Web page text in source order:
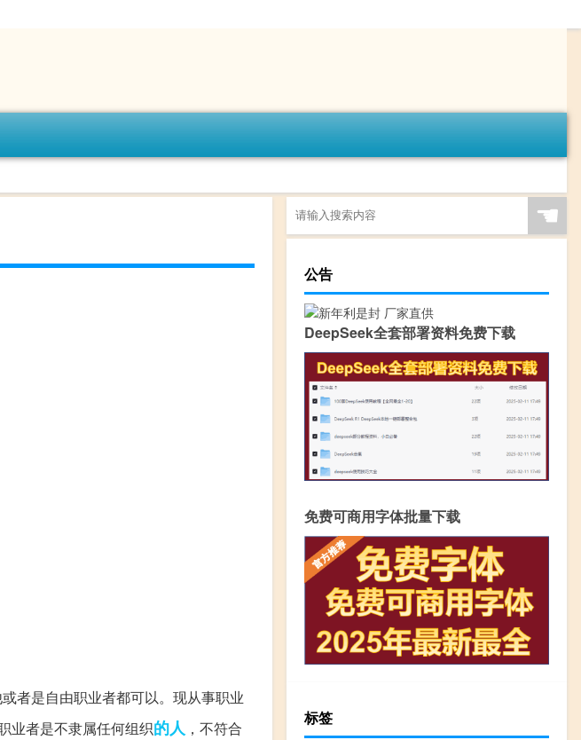
者是自由职业者都可以。现从事职业
业者是不隶属任何组织的人 ，不符合
☚
公告
DeepSeek全套部署资料免费下载
免费可商用字体批量下载
标签